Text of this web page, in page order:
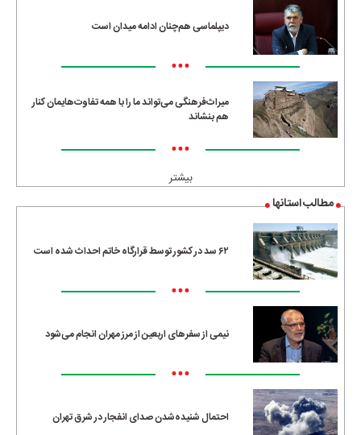
دیپلماسی هم‌چنان ادامه میدان است
•••
میراث‌فرهنگی می‌تواند ما را با همه تفاوت‌هایمان کنار
هم بنشاند
•••
بیشتر
مطالب استانها
۶۲ سد در کشور توسط قرارگاه خاتم احداث شده است
•••
نیمی از سفرهای اربعین از مرز مهران انجام می‌شود
•••
احتمال شنیده‌شدن صدای انفجار در شرق تهران